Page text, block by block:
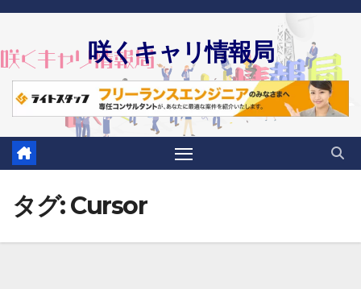
Skip
content
咲くキャリ情報局
タグ:Cursor